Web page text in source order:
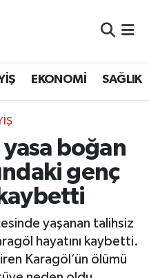
EKONOMİ SAĞLIK
yasa boğan
genç
kaybetti
yaşanan talihsiz
hayatını kaybetti.
Karagöl’ün ölümü
ve Fikstür